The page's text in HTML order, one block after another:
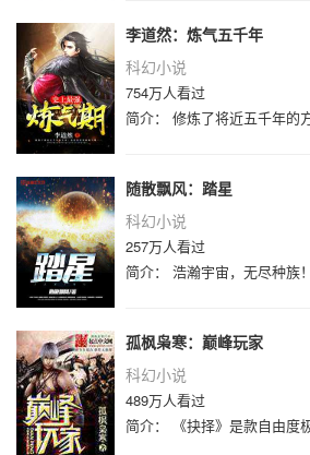
李道然：炼气五千年
科幻小说
754万人看过
随散飘风：踏星
科幻小说
257万人看过
孤枫枭寒：巅峰玩家
科幻小说
489万人看过